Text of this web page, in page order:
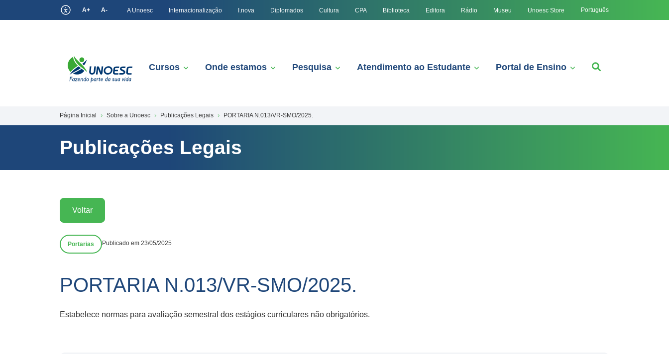
A+ A- A Unoesc Internacionalização I.nova Diplomados Cultura CPA Biblioteca Editora Rádio Museu Unoesc Store Português
Cursos Onde estamos Pesquisa Atendimento ao Estudante Portal de Ensino
Página Inicial Sobre a Unoesc Publicações Legais PORTARIA N.013/VR-SMO/2025.
Publicações Legais
Voltar
Portarias Publicado em 23/05/2025
PORTARIA N.013/VR-SMO/2025.
Estabelece normas para avaliação semestral dos estágios curriculares não obrigatórios.